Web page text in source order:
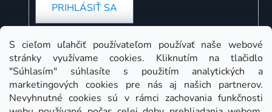
S cieľom uľahčiť používateľom používať naše webové
stránky využívame cookies. Kliknutím na tlačidlo
"Súhlasím" súhlasíte s použitím analytických a
marketingových cookies pre nás aj našich partnerov.
Nevyhnutné cookies sú v rámci zachovania funkčnosti
PRIHLÁSIŤ SA
Instagram